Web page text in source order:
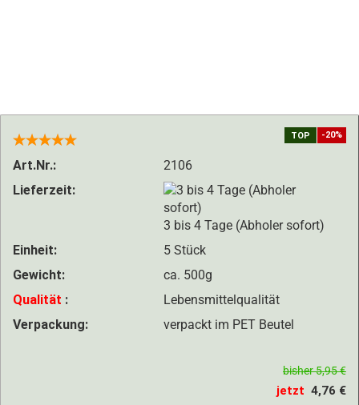
TOP -20%
Art.Nr.:
2106
Lieferzeit:
3 bis 4 Tage (Abholer sofort)
Einheit:
5 Stück
Gewicht:
ca. 500g
Qualität :
Lebensmittelqualität
Verpackung:
verpackt im PET Beutel
bisher 5,95 €
jetzt 4,76 €